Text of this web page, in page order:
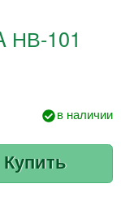
НВ-101
в наличии
Купить